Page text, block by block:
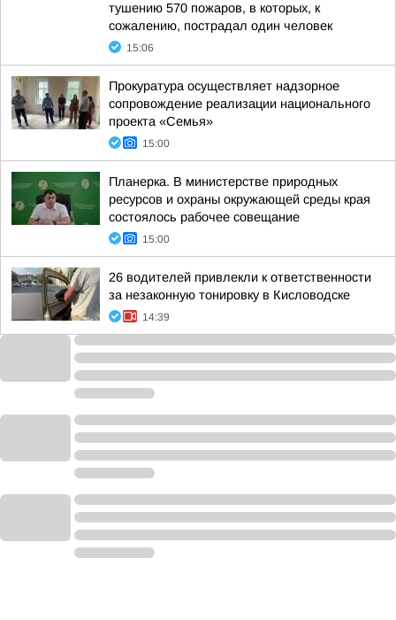
тушению 570 пожаров, в которых, к
сожалению, пострадал один человек
15:06
Прокуратура осуществляет надзорное
сопровождение реализации национального
проекта «Семья»
15:00
Планерка. В министерстве природных
ресурсов и охраны окружающей среды края
состоялось рабочее совещание
15:00
26 водителей привлекли к ответственности
за незаконную тонировку в Кисловодске
14:39